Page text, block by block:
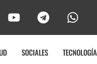
SOCIALES TECNOLOGÍA